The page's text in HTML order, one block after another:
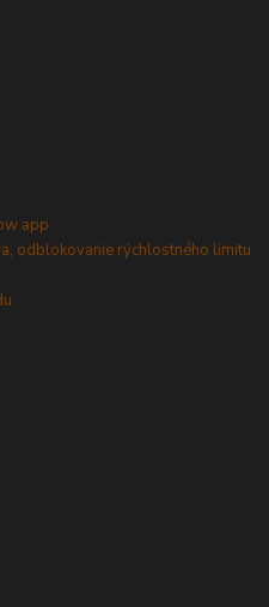
app
odblokovanie rýchlostného limitu